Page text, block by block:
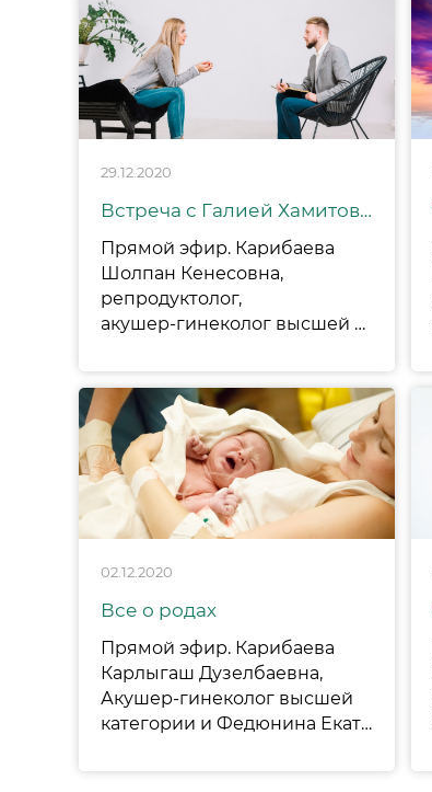
29.12.2020
Встреча с Галией Хамитовой, Professional Certified Coach (PCC) ICF
Прямой эфир. Карибаева
Шолпан Кенесовна,
репродуктолог,
акушер-гинеколог высшей категории, директор по стратегическому развитию и Галия Хамитова, Professional Certified Coach (PCC) ICF.
02.12.2020
Все о родах
Прямой эфир. Карибаева
Карлыгаш Дузелбаевна,
Акушер-гинеколог высшей
категории и Федюнина Екатерина Сергеевна, Врач акушер гинеколог. Основатель и директор компании- Академия мам- @academy_mam